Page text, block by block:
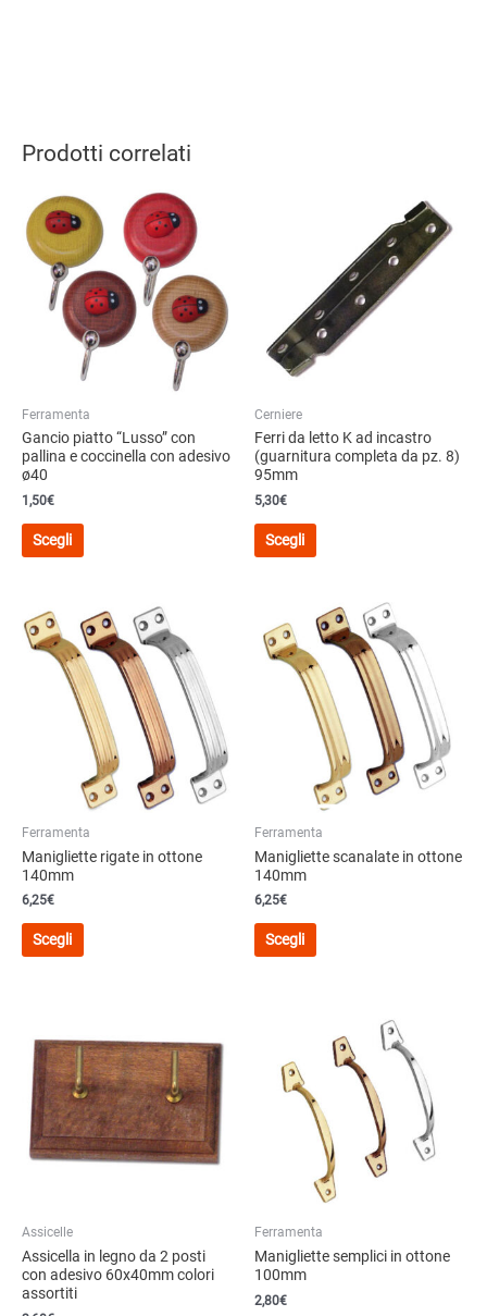
Prodotti correlati
Ferramenta
Gancio piatto “Lusso” con
pallina e coccinella con adesivo
ø40
1,50€
Scegli
Questo
prodotto
varianti.
Le
opzioni
possono
essere
scelte
nella
pagina
del
prodotto
Cerniere
Ferri da letto K ad incastro
(guarnitura completa da pz. 8)
95mm
5,30€
Scegli
Questo
prodotto
varianti.
Le
opzioni
possono
essere
scelte
nella
pagina
del
prodotto
Ferramenta
Manigliette rigate in ottone
140mm
6,25€
Scegli
Questo
prodotto
Le
opzioni
possono
essere
scelte
nella
Ferramenta
Manigliette scanalate in ottone
140mm
6,25€
Scegli
Questo
prodotto
opzioni
possono
essere
scelte
nella
pagina
prodotto
Assicelle
Assicella in legno da 2 posti
con adesivo 60x40mm colori
assortiti
Ferramenta
Manigliette semplici in ottone
100mm
2,80€